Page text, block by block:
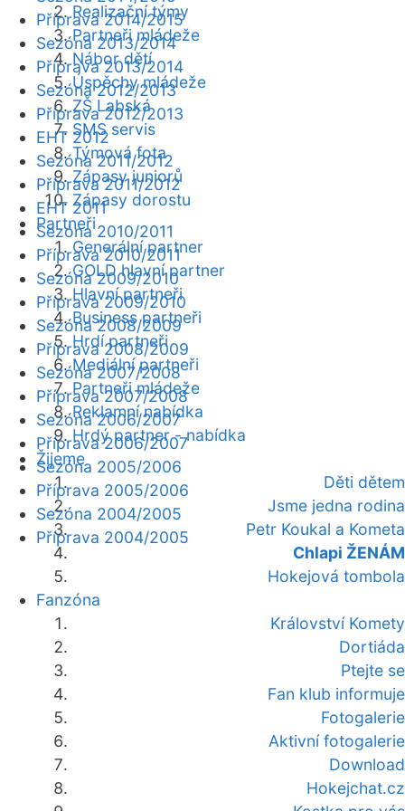
Realizační týmy
Partneři mládeže
Nábor dětí
Úspěchy mládeže
ZŠ Labská
SMS servis
Týmová fota
Zápasy juniorů
Zápasy dorostu
Partneři
Generální partner
GOLD hlavní partner
Hlavní partneři
Business partneři
Hrdí partneři
Mediální partneři
Partneři mládeže
Reklamní nabídka
Hrdý partner - nabídka
Žijeme
Děti dětem
Jsme jedna rodina
Petr Koukal a Kometa
Chlapi ŽENÁM
Hokejová tombola
Fanzóna
Království Komety
Dortiáda
Ptejte se
Fan klub informuje
Fotogalerie
Aktivní fotogalerie
Download
Hokejchat.cz
Příprava 2014/2015
Sezóna 2013/2014
Příprava 2013/2014
Sezóna 2012/2013
Příprava 2012/2013
EHT 2012
Sezóna 2011/2012
Příprava 2011/2012
EHT 2011
Sezóna 2010/2011
Příprava 2010/2011
Sezóna 2009/2010
Příprava 2009/2010
Sezóna 2008/2009
Příprava 2008/2009
Sezóna 2007/2008
Příprava 2007/2008
Sezóna 2006/2007
Příprava 2006/2007
Sezóna 2005/2006
Příprava 2005/2006
Sezóna 2004/2005
Příprava 2004/2005